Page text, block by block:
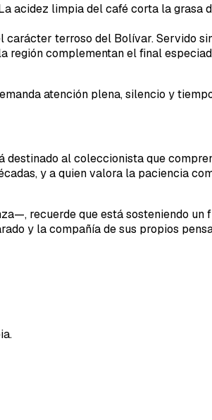
acidez limpia del café corta la grasa
terroso del Bolívar. Servido
región complementan el final
atención plena, silencio y
destinado al coleccionista que
y a quien valora la paciencia
recuerde que está sosteniendo un
y la compañía de sus propios